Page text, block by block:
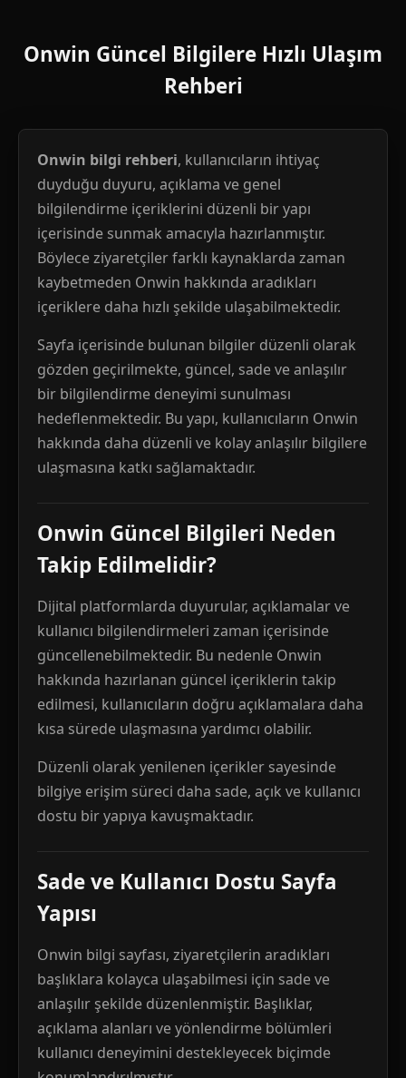
Onwin Güncel Bilgilere Hızlı Ulaşım
Rehberi
Onwin bilgi rehberi, kullanıcıların ihtiyaç
duyduğu duyuru, açıklama ve genel
bilgilendirme içeriklerini düzenli bir yapı
içerisinde sunmak amacıyla hazırlanmıştır.
Böylece ziyaretçiler farklı kaynaklarda zaman
kaybetmeden Onwin hakkında aradıkları
içeriklere daha hızlı şekilde ulaşabilmektedir.
Sayfa içerisinde bulunan bilgiler düzenli olarak
gözden geçirilmekte, güncel, sade ve anlaşılır
bir bilgilendirme deneyimi sunulması
hedeflenmektedir. Bu yapı, kullanıcıların Onwin
hakkında daha düzenli ve kolay anlaşılır bilgilere
ulaşmasına katkı sağlamaktadır.
Onwin Güncel Bilgileri Neden
Takip Edilmelidir?
Dijital platformlarda duyurular, açıklamalar ve
kullanıcı bilgilendirmeleri zaman içerisinde
güncellenebilmektedir. Bu nedenle Onwin
hakkında hazırlanan güncel içeriklerin takip
edilmesi, kullanıcıların doğru açıklamalara daha
kısa sürede ulaşmasına yardımcı olabilir.
Düzenli olarak yenilenen içerikler sayesinde
bilgiye erişim süreci daha sade, açık ve kullanıcı
dostu bir yapıya kavuşmaktadır.
Sade ve Kullanıcı Dostu Sayfa
Yapısı
Onwin bilgi sayfası, ziyaretçilerin aradıkları
başlıklara kolayca ulaşabilmesi için sade ve
anlaşılır şekilde düzenlenmiştir. Başlıklar,
açıklama alanları ve yönlendirme bölümleri
kullanıcı deneyimini destekleyecek biçimde